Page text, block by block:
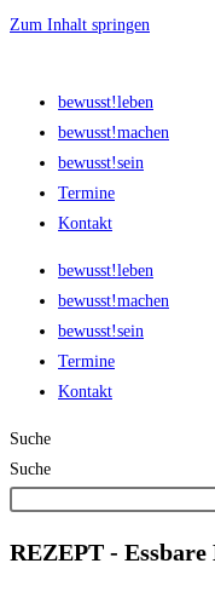
Zum Inhalt springen
bewusst!leben
bewusst!machen
bewusst!sein
Termine
Kontakt
bewusst!leben
bewusst!machen
bewusst!sein
Termine
Kontakt
Suche
Suche
REZEPT -